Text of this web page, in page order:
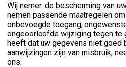
Wij nemen de bescherming van
nemen passende maatregelen
onbevoegde toegang,
ongeoorloofde wijziging tegen te
heeft dat uw gegevens niet goed
aanwijzingen zijn van misbruik,
ons.